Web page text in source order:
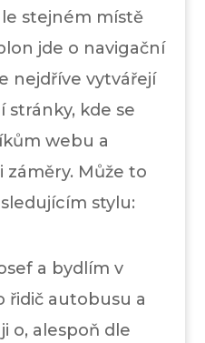
stejném místě
jde o navigační
nejdříve vytvářejí
stránky, kde se
webu a
záměry. Může to
stylu:
a bydlím v
řidič autobusu a
o, alespoň dle